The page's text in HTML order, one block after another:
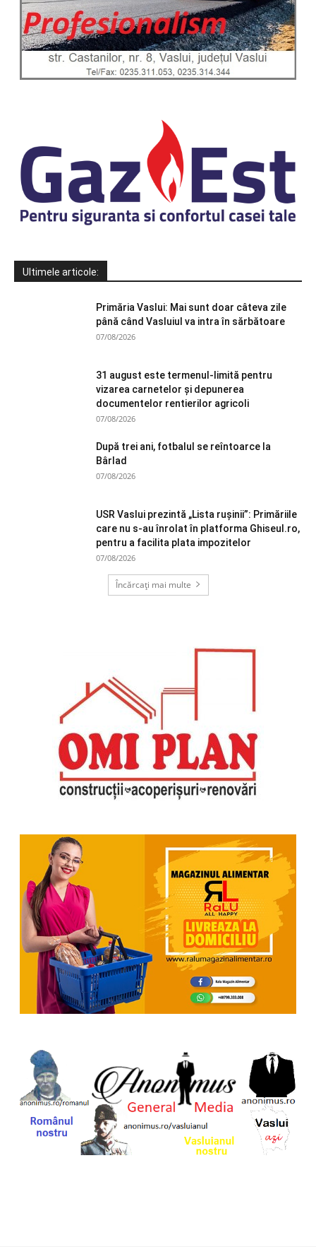
Ultimele articole:
Primăria Vaslui: Mai sunt doar câteva zile
până când Vasluiul va intra în sărbătoare
07/08/2026
31 august este termenul-limită pentru
vizarea carnetelor și depunerea
documentelor rentierilor agricoli
07/08/2026
După trei ani, fotbalul se reîntoarce la
Bârlad
07/08/2026
USR Vaslui prezintă „Lista rușinii”: Primăriile
care nu s-au înrolat în platforma Ghiseul.ro,
pentru a facilita plata impozitelor
07/08/2026
Încărcați mai multe